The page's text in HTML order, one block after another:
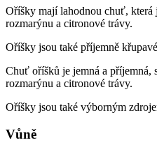
Oříšky mají lahodnou chuť, která
rozmarýnu a citronové trávy.
Oříšky jsou také příjemně
Chuť oříšků je jemná a příjemná,
rozmarýnu a citronové trávy.
Oříšky jsou také výborným
Vůně